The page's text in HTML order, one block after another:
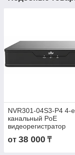
NVR301-04S3-P4 4-
канальный PoE
видеорегистратор
от 38 000 ₸